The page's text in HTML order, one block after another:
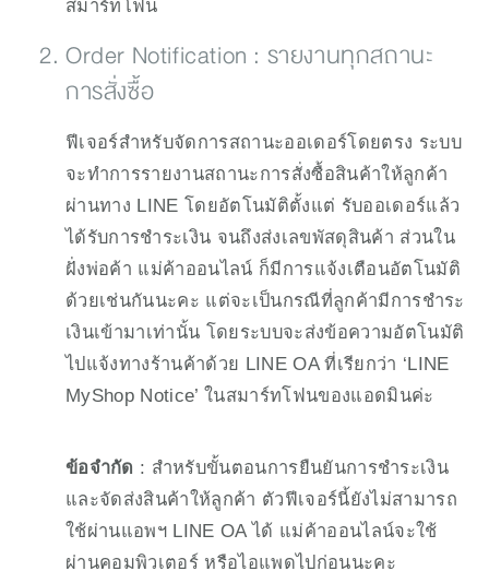
สมาร์ทโฟน
Order Notification : รายงานทุกสถานะ
การสั่งซื้อ
ฟีเจอร์สำหรับจัดการสถานะออเดอร์โดยตรง ระบบ
จะทำการรายงานสถานะการสั่งซื้อสินค้าให้ลูกค้า
ผ่านทาง LINE โดยอัตโนมัติตั้งแต่ รับออเดอร์แล้ว
ได้รับการชำระเงิน จนถึงส่งเลขพัสดุสินค้า ส่วนใน
ฝั่งพ่อค้า แม่ค้าออนไลน์ ก็มีการแจ้งเตือนอัตโนมัติ
ด้วยเช่นกันนะคะ แต่จะเป็นกรณีที่ลูกค้ามีการชำระ
เงินเข้ามาเท่านั้น โดยระบบจะส่งข้อความอัตโนมัติ
ไปแจ้งทางร้านค้าด้วย LINE OA ที่เรียกว่า ‘LINE
MyShop Notice’ ในสมาร์ทโฟนของแอดมินค่ะ
ข้อจำกัด : สำหรับขั้นตอนการยืนยันการชำระเงิน
และจัดส่งสินค้าให้ลูกค้า ตัวฟีเจอร์นี้ยังไม่สามารถ
ใช้ผ่านแอพฯ LINE OA ได้ แม่ค้าออนไลน์จะใช้
ผ่านคอมพิวเตอร์ หรือไอแพดไปก่อนนะคะ